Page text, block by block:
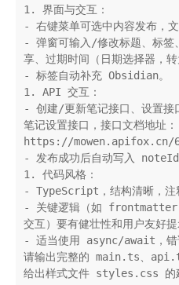
1. 界面与交互：
- 右键菜单可选中内容发布，文
- 弹窗可输入/修改标题、标签
享、过期时间（日期选择器，转
- 标签自动补充 Obsidian。
1. API 交互：
- 创建/更新笔记接口、设置接
笔记设置接口，接口文档地址：
https://mowen.apifox.cn/
- 发布成功后自动写入
1. 代码风格：
- TypeScript，结构清晰，注
- 关键逻辑（如 frontmatter
交互）要有健壮性和用户友好提
- 适当使用 async/await，错
请输出完整的 main.ts、
给出样式文件 styles.css 的